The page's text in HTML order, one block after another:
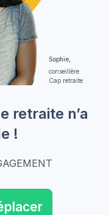
Sophie,
conseillère
Cap retraite
retraite n’a
!